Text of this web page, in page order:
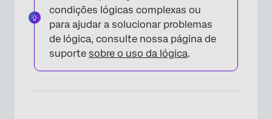
condições lógicas complexas ou
para ajudar a solucionar problemas
de lógica, consulte nossa página de
suporte sobre o uso da lógica.